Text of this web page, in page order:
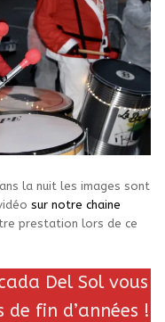
la nuit les images sont
sur notre chaine
prestation lors de ce
Del Sol vous
de fin d’années !